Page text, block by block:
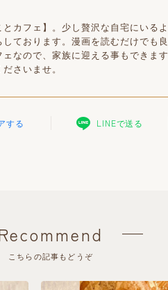
カフェ】。少し贅沢な自宅にいる
ております。漫画を読むだけでも
なので、家族に迎える事もできま
さいませ。
する LINEで送る
こちらの記事もどうぞ